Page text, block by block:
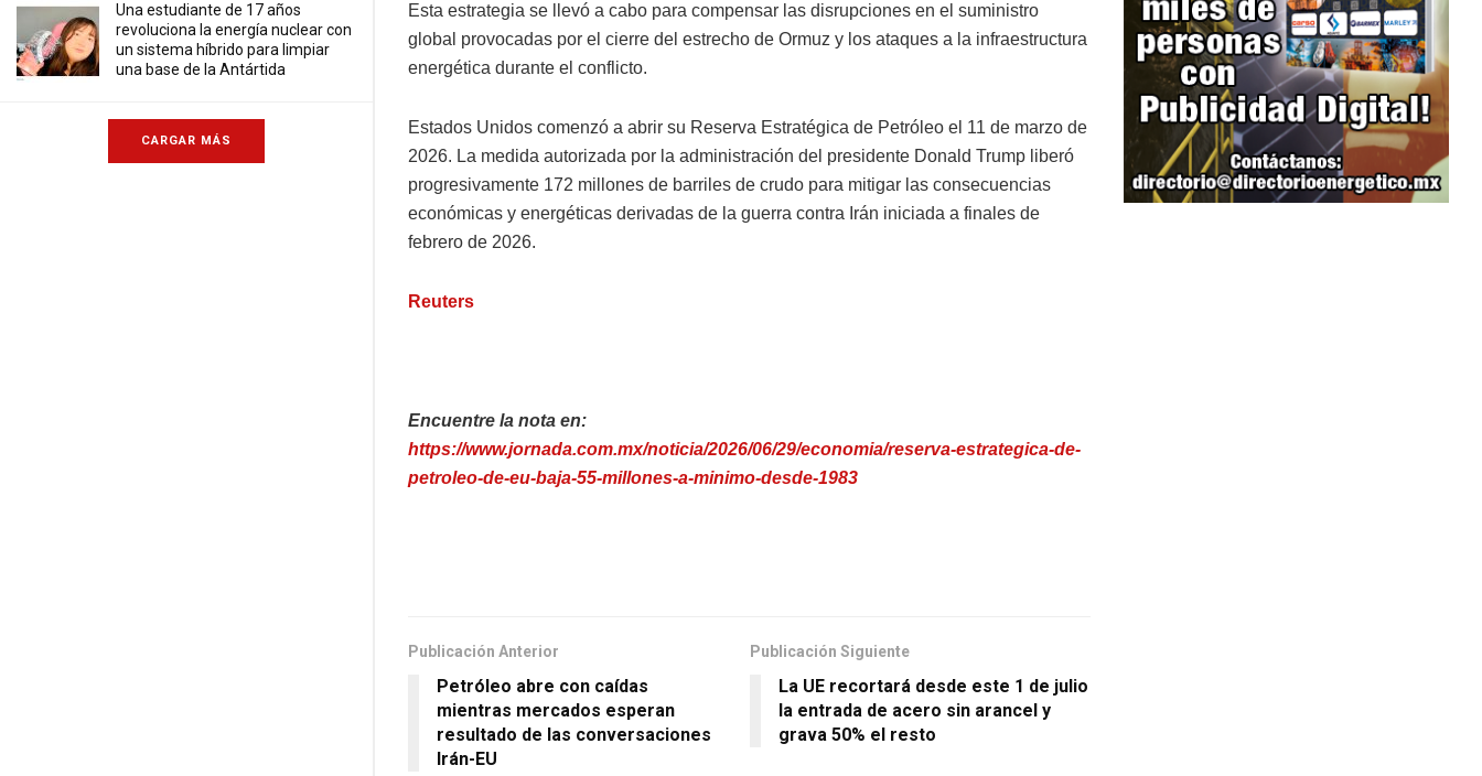
Una estudiante de 17 años
revoluciona la energía nuclear con
un sistema híbrido para limpiar
una base de la Antártida
CARGAR MÁS
Esta estrategia se llevó a cabo para compensar las disrupciones en el suministro
global provocadas por el cierre del estrecho de Ormuz y los ataques a la infraestructura
energética durante el conflicto.
Estados Unidos comenzó a abrir su Reserva Estratégica de Petróleo el 11 de marzo de
2026. La medida autorizada por la administración del presidente Donald Trump liberó
progresivamente 172 millones de barriles de crudo para mitigar las consecuencias
económicas y energéticas derivadas de la guerra contra Irán iniciada a finales de
febrero de 2026.
Reuters
Encuentre la nota en:
https://www.jornada.com.mx/noticia/2026/06/29/economia/reserva-estrategica-de-
petroleo-de-eu-baja-55-millones-a-minimo-desde-1983
Publicación Anterior
Petróleo abre con caídas
mientras mercados esperan
resultado de las conversaciones
Irán-EU
Publicación Siguiente
La UE recortará desde este 1 de julio
la entrada de acero sin arancel y
grava 50% el resto